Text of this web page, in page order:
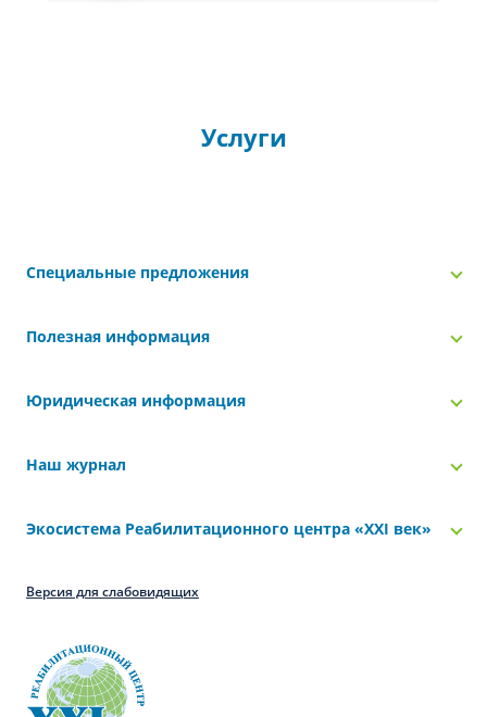
Услуги
Специальные предложения
Полезная информация
Юридическая информация
Наш журнал
Экосистема Реабилитационного центра «‎XXI век»
Версия для слабовидящих